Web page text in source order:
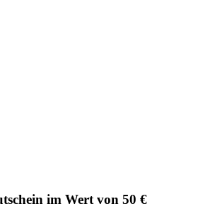
im Wert von 50 €